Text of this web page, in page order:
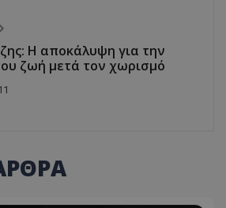
Η αποκάλυψη για την
ζωή μετά τον χωρισμό
.lifenewscy.tothemaonline.com